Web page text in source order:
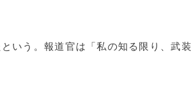
いう。報道官は「私の知る限り、武装